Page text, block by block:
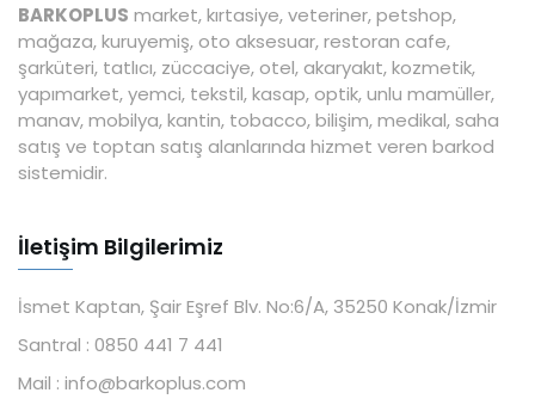
BARKOPLUS market, kırtasiye, veteriner, petshop,
mağaza, kuruyemiş, oto aksesuar, restoran cafe,
şarküteri, tatlıcı, züccaciye, otel, akaryakıt, kozmetik,
yapımarket, yemci, tekstil, kasap, optik, unlu mamüller,
manav, mobilya, kantin, tobacco, bilişim, medikal, saha
satış ve toptan satış alanlarında hizmet veren barkod
sistemidir.
İletişim Bilgilerimiz
İsmet Kaptan, Şair Eşref Blv. No:6/A, 35250 Konak/İzmir
Santral : 0850 441 7 441
Mail : info@barkoplus.com